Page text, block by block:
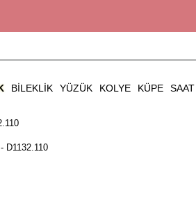
BILEKLIK YÜZÜK KOLYE KÜPE SAAT